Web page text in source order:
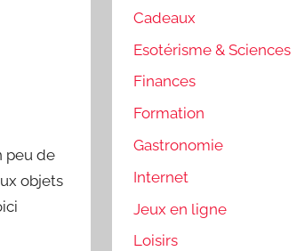
peu de
objets
Cadeaux
Esotérisme & Sciences
Finances
Formation
Gastronomie
Internet
Jeux en ligne
Loisirs